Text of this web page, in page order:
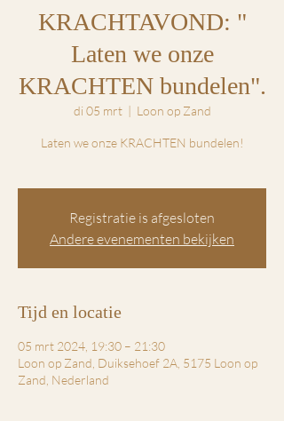
KRACHTAVOND: "
Laten we onze
KRACHTEN bundelen".
di 05 mrt
  |
Loon op Zand
Laten we onze KRACHTEN bundelen!
Registratie is afgesloten
Andere evenementen bekijken
Tijd en locatie
05 mrt 2024, 19:30 – 21:30
Loon op Zand, Duiksehoef 2A, 5175 Loon op
Zand, Nederland